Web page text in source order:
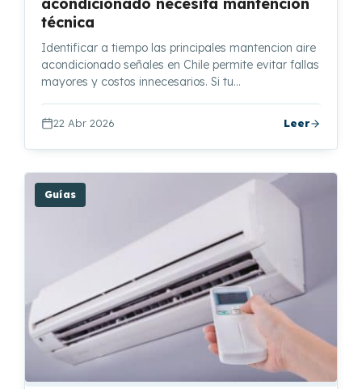
acondicionado necesita mantención
técnica
Identificar a tiempo las principales mantencion aire
acondicionado señales en Chile permite evitar fallas
mayores y costos innecesarios. Si tu…
22 Abr 2026 Leer
Guías